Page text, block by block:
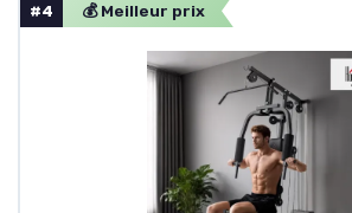
#4 💰 Meilleur prix